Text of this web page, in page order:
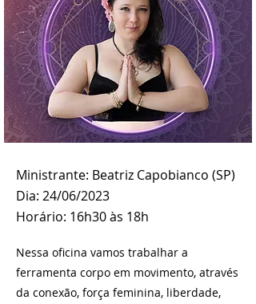
Ministrante: Beatriz Capobianco (SP)
Dia: 24/06/2023
Horário: 16h30 às 18h
Nessa oficina vamos trabalhar a
ferramenta corpo em movimento, através
da conexão, força feminina, liberdade,